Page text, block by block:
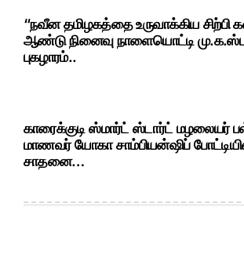
“நவீன தமிழகத்தை உருவாக்கிய சிற்பி
ஆண்டு நினைவு நாளையொட்டி
புகழாரம்..
காரைக்குடி ஸ்மார்ட் ஸ்டார்ட் மழலையர்
மாணவர் யோகா சாம்பியன்ஷிப்
சாதனை…